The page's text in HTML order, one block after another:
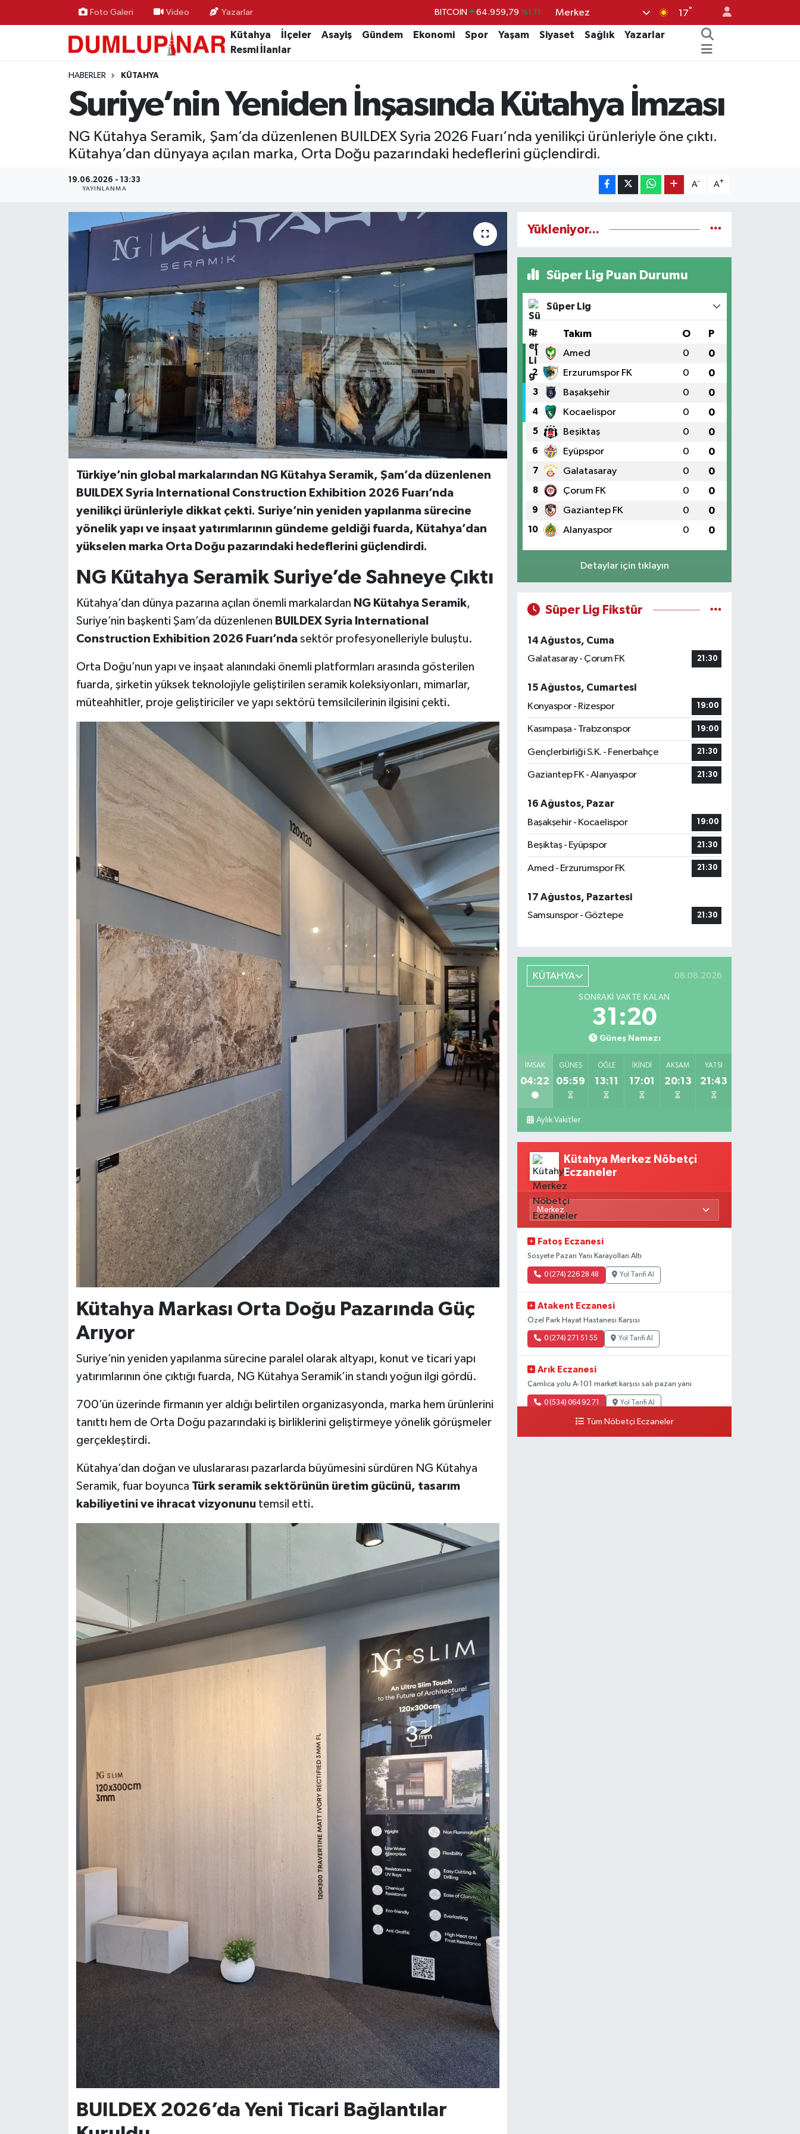
Foto Galeri Video Yazarlar DOLAR 47,7436 %0.18
EURO 55,2510 %0.32
BİST100 13.779 %-14
Merkez 17°
Kütahya İlçeler Asayiş Gündem Ekonomi Spor Yaşam Siyaset Sağlık
Yazarlar
Resmi İlanlar
HABERLER KÜTAHYA
Suriye’nin Yeniden İnşasında Kütahya İmzası
NG Kütahya Seramik, Şam’da düzenlenen BUILDEX Syria 2026 Fuarı’nda yenilikçi ürünleriyle öne çıktı.
Kütahya’dan dünyaya açılan marka, Orta Doğu pazarındaki hedeflerini güçlendirdi.
19.06.2026 - 13:33
YAYINLANMA
A- A+
Türkiye’nin global markalarından NG Kütahya Seramik, Şam’da düzenlenen
BUILDEX Syria International Construction Exhibition 2026 Fuarı’nda
yenilikçi ürünleriyle dikkat çekti. Suriye’nin yeniden yapılanma sürecine
yönelik yapı ve inşaat yatırımlarının gündeme geldiği fuarda, Kütahya’dan
yükselen marka Orta Doğu pazarındaki hedeflerini güçlendirdi.
NG Kütahya Seramik Suriye’de Sahneye Çıktı
Kütahya’dan dünya pazarına açılan önemli markalardan NG Kütahya Seramik,
Suriye’nin başkenti Şam’da düzenlenen BUILDEX Syria International
Construction Exhibition 2026 Fuarı’ndasektör profesyonelleriyle buluştu.
Orta Doğu’nun yapı ve inşaat alanındaki önemli platformları arasında gösterilen
fuarda, şirketin yüksek teknolojiyle geliştirilen seramik koleksiyonları, mimarlar,
müteahhitler, proje geliştiriciler ve yapı sektörü temsilcilerinin ilgisini çekti.
Kütahya Markası Orta Doğu Pazarında Güç
Arıyor
Suriye’nin yeniden yapılanma sürecine paralel olarak altyapı, konut ve ticari yapı
yatırımlarının öne çıktığı fuarda, NG Kütahya Seramik’in standı yoğun ilgi gördü.
700’ün üzerinde firmanın yer aldığı belirtilen organizasyonda, marka hem ürünlerini
tanıttı hem de Orta Doğu pazarındaki iş birliklerini geliştirmeye yönelik görüşmeler
gerçekleştirdi.
Kütahya’dan doğan ve uluslararası pazarlarda büyümesini sürdüren NG Kütahya
Seramik, fuar boyunca Türk seramik sektörünün üretim gücünü, tasarım
kabiliyetini ve ihracat vizyonunutemsil etti.
BUILDEX 2026’da Yeni Ticari Bağlantılar
Yükleniyor...
Süper Lig Puan Durumu
Süper Lig
# Takım O P
1 Amed 0 0
2 Erzurumspor FK 0 0
3 Başakşehir 0 0
4 Kocaelispor 0 0
5 Beşiktaş 0 0
6 Eyüpspor 0 0
7 Galatasaray 0 0
8 Çorum FK 0 0
9 Gaziantep FK 0 0
10 Alanyaspor 0 0
Detaylar için tıklayın
Süper Lig Fikstür
14 Ağustos, Cuma
Galatasaray - Çorum FK
21:30
15 Ağustos, Cumartesi
Konyaspor - Rizespor
19:00
Kasımpaşa - Trabzonspor 19:00
Gençlerbirliği S.K. - Fenerbahçe 21:30
Gaziantep FK - Alanyaspor 21:30
16 Ağustos, Pazar
Başakşehir - Kocaelispor
19:00
Beşiktaş - Eyüpspor 21:30
Amed - Erzurumspor FK 21:30
17 Ağustos, Pazartesi
Samsunspor - Göztepe
21:30
KÜTAHYA 08.08.2026
SONRAKI VAKTE KALAN
31:18
Güneş Namazı
İMSAK
04:22
GÜNEŞ
05:59
ÖĞLE
13:11
İKINDI
17:01
AKŞAM
20:13
YATSI
21:43
Aylık Vakitler
Kütahya Merkez Nöbetçi
Eczaneler
Fatoş Eczanesi
Sosyete Pazarı Yanı Karayolları Altı
0 (274) 226 28 48 Yol Tarifi Al
Atakent Eczanesi
Özel Park Hayat Hastanesi Karşısı
0 (274) 271 51 55 Yol Tarifi Al
Arık Eczanesi
Çamlıca yolu A-101 market karşısı salı pazarı yanı
0 (534) 064 92 71 Yol Tarifi Al
Tüm Nöbetçi Eczaneler
Haber İlanlar
Kültür-Sanat
Resmi İlanlar
Vefat Haberleri
Kütahya Hava Durumu
Kütahya Trafik Yoğunluk Haritası
Süper Lig Puan Durumu ve Fikstür
Tüm Manşetler